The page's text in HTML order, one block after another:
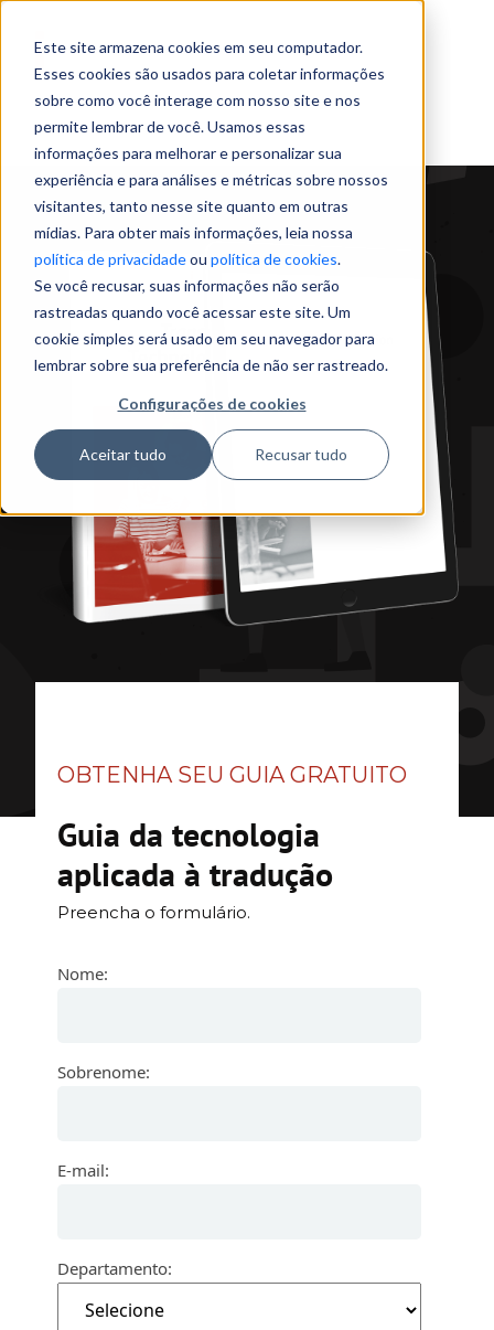
Este site armazena cookies em seu computador.
Esses cookies são usados para coletar informações
sobre como você interage com nosso site e nos
permite lembrar de você. Usamos essas
informações para melhorar e personalizar sua
experiência e para análises e métricas sobre nossos
visitantes, tanto nesse site quanto em outras
mídias. Para obter mais informações, leia nossa
política de privacidadeou política de cookies.
Se você recusar, suas informações não serão
rastreadas quando você acessar este site. Um
cookie simples será usado em seu navegador para
lembrar sobre sua preferência de não ser rastreado.
Configurações de cookies
Aceitar tudo Recusar tudo
OBTENHA SEU GUIA GRATUITO
Guia da tecnologia
aplicada à tradução
Preencha o formulário.
Nome:
Sobrenome:
E-mail:
Departamento: